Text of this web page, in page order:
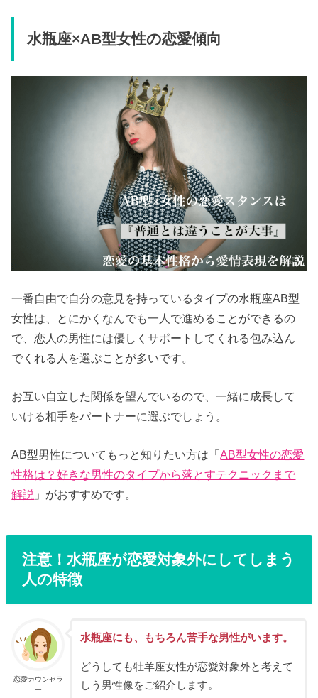
水瓶座×AB型女性の恋愛傾向
一番自由で自分の意見を持っているタイプの水瓶座AB型
女性は、とにかくなんでも一人で進めることができるの
で、恋人の男性には優しくサポートしてくれる包み込ん
でくれる人を選ぶことが多いです。
お互い自立した関係を望んでいるので、一緒に成長して
いける相手をパートナーに選ぶでしょう。
AB型男性についてもっと知りたい方は「AB型女性の恋愛
性格は？好きな男性のタイプから落とすテクニックまで
解説 」がおすすめです。
注意！水瓶座が恋愛対象外にしてしまう
人の特徴
恋愛カウンセラ
ー
水瓶座にも、もちろん苦手な男性がいます。
どうしても牡羊座女性が恋愛対象外と考えて
しう男性像をご紹介します。